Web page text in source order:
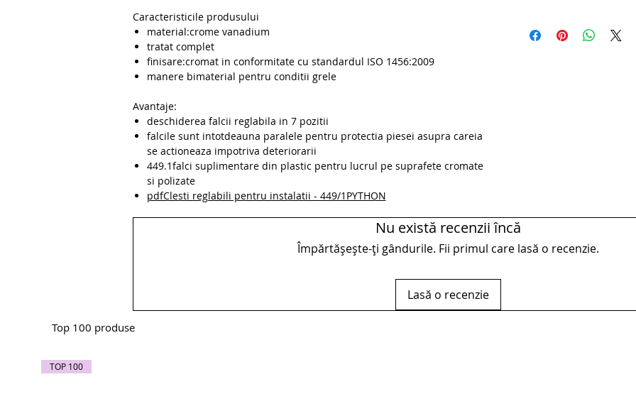
Caracteristicile produsului
material:crome vanadium
tratat complet
finisare:cromat in conformitate cu standardul ISO 1456:2009
manere bimaterial pentru conditii grele
Avantaje:
deschiderea falcii reglabila in 7 pozitii
falcile sunt intotdeauna paralele pentru protectia piesei asupra careia
se actioneaza impotriva deteriorarii
449.1falci suplimentare din plastic pentru lucrul pe suprafete cromate
si polizate
pdfClesti reglabili pentru instalatii - 449/1PYTHON
Nu există recenzii încă
Împărtășește-ți gândurile. Fii primul care lasă o recenzie.
Lasă o recenzie
Top 100 produse
TOP 100